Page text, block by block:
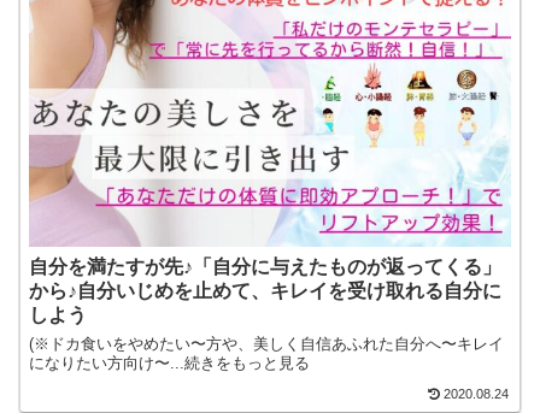
自分を満たすが先♪「自分に与えたものが返ってくる」
から♪自分いじめを止めて、キレイを受け取れる自分に
しよう
(※ドカ食いをやめたい〜方や、美しく自信あふれた自分へ〜キレイ
になりたい方向け〜...続きをもっと見る
2020.08.24